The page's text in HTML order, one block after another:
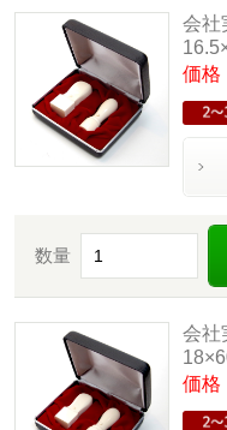
会社
価格
数量
会社
価格